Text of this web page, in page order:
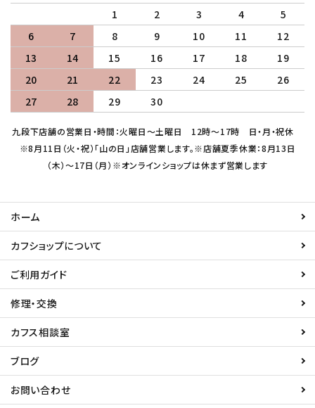
1
2 3 4
5
6
7 8 9 10 11
12
13
14 15 16 17 18
19
20
21 22 23 24 25
26
27
28 29 30
九段下店舗の営業日・時間：火曜日～土曜日 12時～17時 日・月・祝休
※8月11日（火・祝）「山の日」店舗営業します。※店舗夏季休業：8月13日
（木）～17日（月）※オンラインショップは休まず営業します
ホーム
カフショップについて
ご利用ガイド
修理・交換
カフス相談室
ブログ
お問い合わせ